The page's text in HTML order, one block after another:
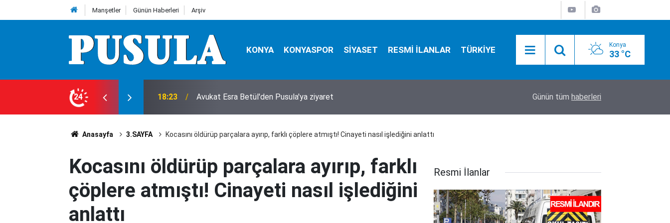
Manşetler Günün Haberleri Arşiv
KONYA KONYASPOR SİYASET RESMİ İLANLAR TÜRKİYE Konya
33 °C
24 17:52 Feci kazada mucize kurtuluş! 150 metrelik uçurumdan sağ çıkarıldı YENİ Part'nin İl Başkanı tutuklandı!
Günün tüm haberleri
Anasayfa 3.SAYFA Kocasını öldürüp parçalara ayırıp, farklı çöplere atmıştı! Cinayeti nasıl işlediğini anlattı
Kocasını öldürüp parçalara ayırıp, farklı
çöplere atmıştı! Cinayeti nasıl işlediğini
anlattı
Resmi İlanlar